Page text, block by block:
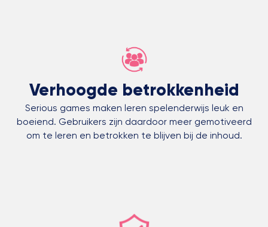
Verhoogde betrokkenheid
Serious games maken leren spelenderwijs leuk en
boeiend. Gebruikers zijn daardoor meer gemotiveerd
om te leren en betrokken te blijven bij de inhoud.